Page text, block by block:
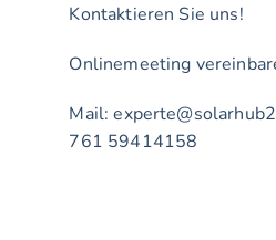
Kontaktieren Sie uns!
Onlinemeeting
Mail:
761 59414158